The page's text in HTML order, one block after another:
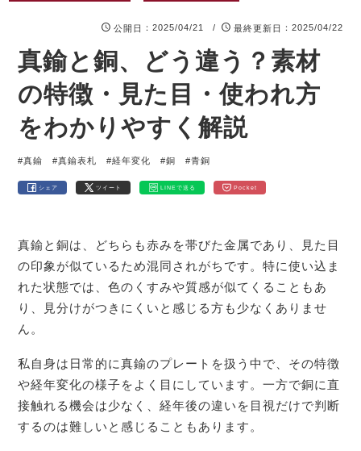
公開日 ：2025/04/21 / 最終更新日 ：2025/04/22
真鍮と銅、どう違う？素材
の特徴・見た目・使われ方
をわかりやすく解説
#真鍮 #真鍮表札 #経年変化 #銅 #青銅
シェア ツイート LINEで送る Pocket
真鍮と銅は、どちらも赤みを帯びた金属であり、見た目
の印象が似ているため混同されがちです。特に使い込ま
れた状態では、色のくすみや質感が似てくることもあ
り、見分けがつきにくいと感じる方も少なくありませ
ん。
私自身は日常的に真鍮のプレートを扱う中で、その特徴
や経年変化の様子をよく目にしています。一方で銅に直
接触れる機会は少なく、経年後の違いを目視だけで判断
するのは難しいと感じることもあります。